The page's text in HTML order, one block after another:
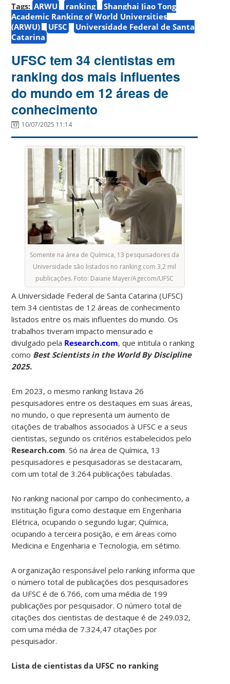
Tags: ARWU ranking
Shanghai Jiao Tong
Academic Ranking of World Universities
(ARWU)
UFSC
Universidade Federal de Santa
Catarina
UFSC tem 34 cientistas em
ranking dos mais influentes
do mundo em 12 áreas de
conhecimento
10/07/2025 11:14
Somente na área de Química, 13 pesquisadores da
Universidade são listados no ranking com 3,2 mil
publicações. Foto: Daiane Mayer/Agecom/UFSC
A Universidade Federal de Santa Catarina (UFSC)
tem 34 cientistas de 12 áreas de conhecimento
listados entre os mais influentes do mundo. Os
trabalhos tiveram impacto mensurado e
divulgado pela Research.com, que intitula o ranking
como Best Scientists in the World By Discipline
2025.
Em 2023, o mesmo ranking listava 26
pesquisadores entre os destaques em suas áreas,
no mundo, o que representa um aumento de
citações de trabalhos associados à UFSC e a seus
cientistas, segundo os critérios estabelecidos pelo
Research.com. Só na área de Química, 13
pesquisadores e pesquisadoras se destacaram,
com um total de 3.264 publicações tabuladas.
No ranking nacional por campo do conhecimento, a
instituição figura como destaque em Engenharia
Elétrica, ocupando o segundo lugar; Química,
ocupando a terceira posição, e em áreas como
Medicina e Engenharia e Tecnologia, em sétimo.
A organização responsável pelo ranking informa que
o número total de publicações dos pesquisadores
da UFSC é de 6.766, com uma média de 199
publicações por pesquisador. O número total de
citações dos cientistas de destaque é de 249.032,
com uma média de 7.324,47 citações por
pesquisador.
Lista de cientistas da UFSC no ranking